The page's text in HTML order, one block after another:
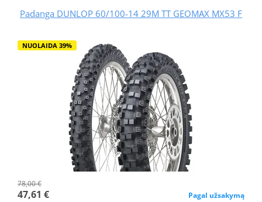
Padanga DUNLOP 60/100-14 29M TT GEOMAX MX53 F
NUOLAIDA 39%
78,00 €
47,61 € Pagal užsakymą